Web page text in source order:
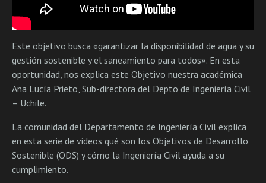
Este objetivo busca «garantizar la disponibilidad de agua y su
gestión sostenible y el saneamiento para todos». En esta
oportunidad, nos explica este Objetivo nuestra académica
Ana Lucía Prieto, Sub-directora del Depto de Ingeniería Civil
– Uchile.
La comunidad del Departamento de Ingeniería Civil explica
en esta serie de videos qué son los Objetivos de Desarrollo
Sostenible (ODS) y cómo la Ingeniería Civil ayuda a su
cumplimiento.